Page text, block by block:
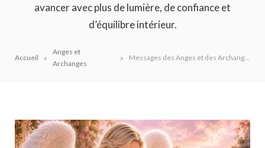
avancer avec plus de lumière, de confiance et
d’équilibre intérieur.
Accueil »
Anges et
Archanges
»